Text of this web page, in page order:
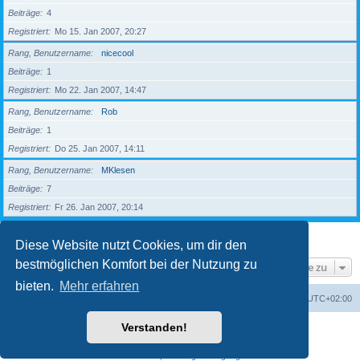
Diese Website nutzt Cookies, um dir den
bestmöglichen Komfort bei der Nutzung zu
bieten. Mehr erfahren
Verstanden!
Beiträge
4
Registriert
Mo 15. Jan 2007, 20:27
Rang, Benutzername
nicecool
Beiträge
1
Registriert
Mo 22. Jan 2007, 14:47
Rang, Benutzername
Rob
Beiträge
1
Registriert
Do 25. Jan 2007, 14:11
Rang, Benutzername
MKlesen
Beiträge
7
Registriert
Fr 26. Jan 2007, 20:14
203 Mitglieder 1 2 3 4 5
Gehe zu
UTC+02:00
Powered byphpBB® Forum Software © phpBB Limited
phpBB.de